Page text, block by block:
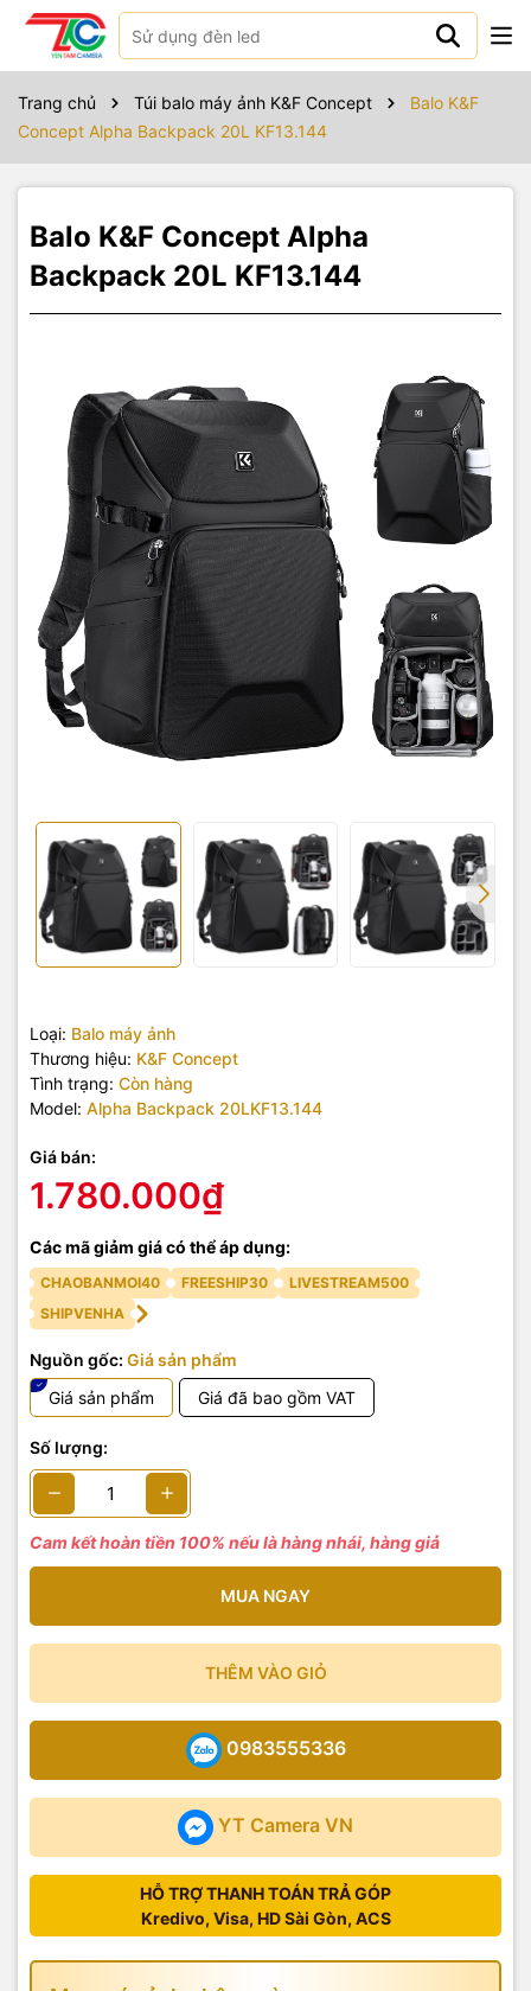
Trang chủ Túi balo máy ảnh K&F Concept
Balo K&F
Concept Alpha Backpack 20L KF13.144
Balo K&F Concept Alpha
Backpack 20L KF13.144
Loại: Balo máy ảnh
Thương hiệu: K&F Concept
Tình trạng: Còn hàng
Model: Alpha Backpack 20LKF13.144
Giá bán:
1.780.000₫
Các mã giảm giá có thể áp dụng:
CHAOBANMOI40 FREESHIP30
LIVESTREAM500
SHIPVENHA
Nguồn gốc: Giá sản phẩm
Giá sản phẩm
Giá đã bao gồm VAT
Số lượng:
Cam kết hoàn tiền 100% nếu là hàng nhái, hàng giả
MUA NGAY
THÊM VÀO GIỎ
YT Camera VN
0983555336
HỖ TRỢ THANH TOÁN TRẢ GÓP
Kredivo, Visa, HD Sài Gòn, ACS
Sản phẩm bao gồm
Balo Kent & Faith Alpha Backpack 20L
Tấm ngăn chữ L